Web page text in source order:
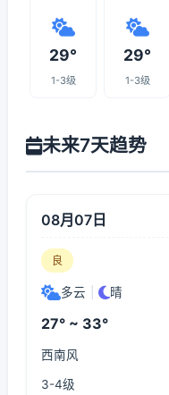
29°
1-3级
29°
1-3级
未来7天趋势
08月07日
良
多云 晴
27° ~ 33°
西南风
3-4级